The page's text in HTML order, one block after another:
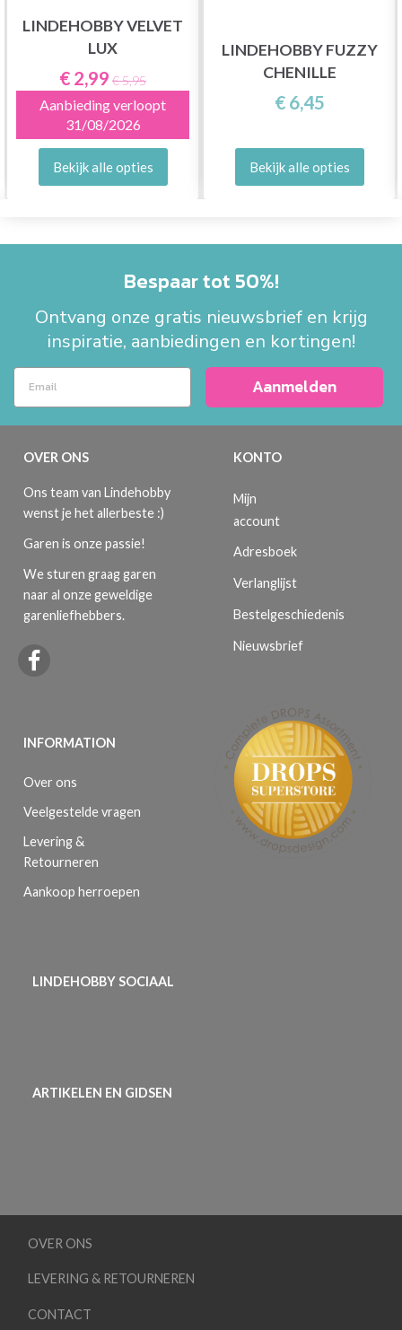
LINDEHOBBY VELVET
LUX
€ 2,99 € 5,95
Aanbieding verloopt
31/08/2026
Bekijk alle opties
LINDEHOBBY FUZZY
CHENILLE
€ 6,45
Bekijk alle opties
Bespaar tot 50%!
Ontvang onze gratis nieuwsbrief en krijg
inspiratie, aanbiedingen en kortingen!
Aanmelden
OVER ONS
Ons team van Lindehobby
wenst je het allerbeste :)
Garen is onze passie!
We sturen graag garen
naar al onze geweldige
garenliefhebbers.
INFORMATION
Over ons
Veelgestelde vragen
Levering &
Retourneren
Aankoop herroepen
KONTO
Mijn
account
Adresboek
Verlanglijst
Bestelgeschiedenis
Nieuwsbrief
LINDEHOBBY SOCIAAL
ARTIKELEN EN GIDSEN
OVER ONS
LEVERING & RETOURNEREN
CONTACT